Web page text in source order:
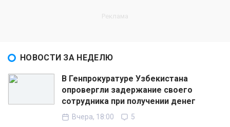
НОВОСТИ ЗА НЕДЕЛЮ
В Генпрокуратуре Узбекистана
опровергли задержание своего
сотрудника при получении денег
Вчера, 18:00 5